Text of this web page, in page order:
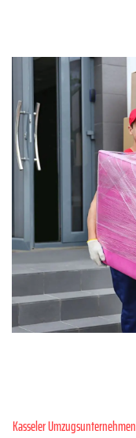
Kasseler Umzugsunternehmen